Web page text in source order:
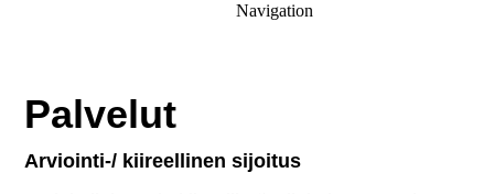
Navigation
Palvelut
Arviointi-/ kii­reel­li­nen sijoitus